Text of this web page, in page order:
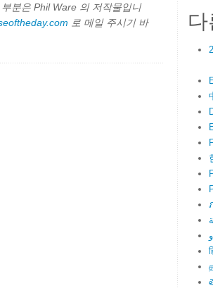
분은 Phil Ware 의 저작물입니
로 메일 주시기 바